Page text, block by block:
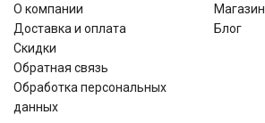
О компании
Доставка и оплата
Скидки
Обратная связь
Обработка персональных
данных
Магазин
Блог